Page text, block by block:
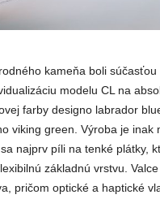
kameňa boli
modelu CL na
farby designo labrador
viking green. Výroba je inak
najprv píli na tenké plátky,
základnú vrstvu.
pričom optické a haptické